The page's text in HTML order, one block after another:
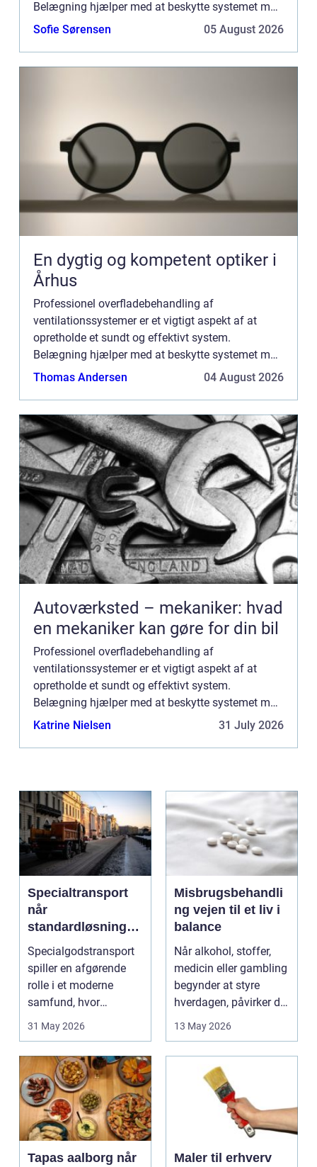
Belægning hjælper med at beskytte systemet mod
støv, snavs og andre skadelige stoffer, der kan
Sofie Sørensen 05 August 2026
En dygtig og kompetent optiker i
Århus
Professionel overfladebehandling af
ventilationssystemer er et vigtigt aspekt af at
opretholde et sundt og effektivt system.
Belægning hjælper med at beskytte systemet mod
støv, snavs og andre skadelige stoffer, der kan
Thomas Andersen 04 August 2026
Autoværksted – mekaniker: hvad
en mekaniker kan gøre for din bil
Professionel overfladebehandling af
ventilationssystemer er et vigtigt aspekt af at
opretholde et sundt og effektivt system.
Belægning hjælper med at beskytte systemet mod
støv, snavs og andre skadelige stoffer, der kan
Katrine Nielsen 31 July 2026
Specialtransport
når
standardløsninger
ikke rækker
Specialgodstransport
spiller en afgørende
rolle i et moderne
samfund, hvor
industrien bliver mere
31 May 2026
Misbrugsbehandli
ng vejen til et liv i
balance
Når alkohol, stoffer,
medicin eller gambling
begynder at styre
hverdagen, påvirker det
ikke kun pers...
13 May 2026
Tapas aalborg når
Maler til erhverv